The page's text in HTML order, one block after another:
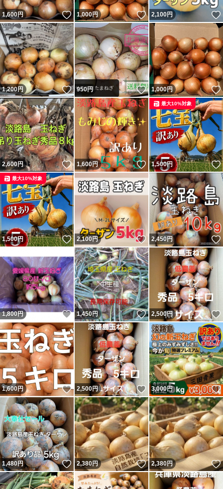
1,600円 いいね！
1,000円 いいね！
2,100円
1,200円 いいね！
950円 いいね！
1,000円
2,600円 いいね！
1,600円 いいね！
1,500円
最大10%対象
1,500円 いいね！
最大10%対象
2,100円 いいね！
2,450円
1,800円 いいね！
1,450円 いいね！
2,500円
1,600円 いいね！
2,500円 いいね！
3,000円
1,480円 いいね！
2,380円 いいね！
2,380円